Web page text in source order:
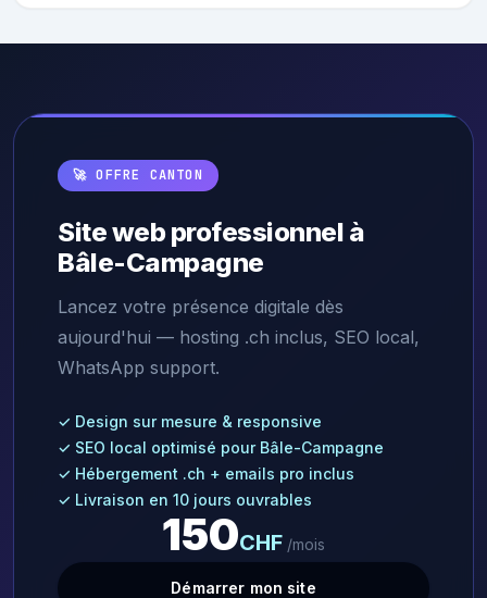
🚀 OFFRE CANTON
Site web professionnel à
Bâle-Campagne
Lancez votre présence digitale dès
aujourd'hui — hosting .ch inclus, SEO local,
WhatsApp support.
✓ Design sur mesure & responsive
✓ SEO local optimisé pour Bâle-Campagne
✓ Hébergement .ch + emails pro inclus
✓ Livraison en 10 jours ouvrables
150CHF /mois
Démarrer mon site